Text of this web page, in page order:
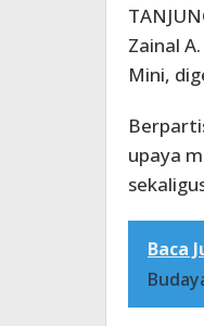
Zainal
Mini,
upaya
Baca